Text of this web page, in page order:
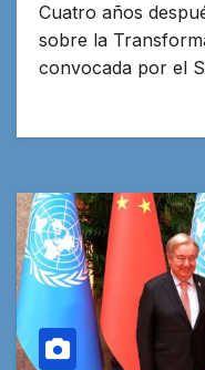
Cuatro años
sobre la
convocada por el